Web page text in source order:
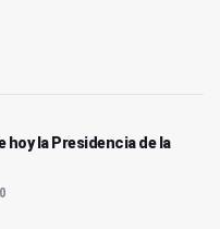
hoy la Presidencia de la